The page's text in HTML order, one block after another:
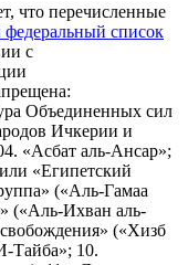
что перечисленные
список
с
Объединенных сил
Ичкерии и
«Асбат аль-Ансар»;
«Египетский
(«Аль-Гамаа
(«Аль-Ихван аль-
(«Хизб
Тайба»; 10.